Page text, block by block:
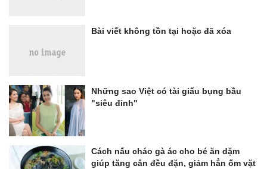
Bài viết không tồn tại hoặc đã xóa
Những sao Việt có tài giấu bụng bầu
"siêu đỉnh"
Cách nấu cháo gà ác cho bé ăn dặm
giúp tăng cân đều đặn, giảm hẳn ốm vặt